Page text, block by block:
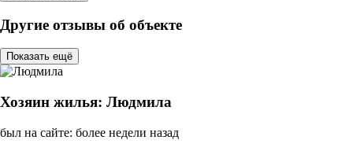
Другие отзывы об объекте
Показать ещё
Хозяин жилья: Людмила
был на сайте: более недели назад